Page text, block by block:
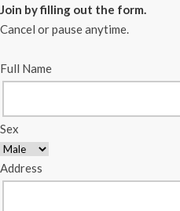
Join by filling out the form.
Cancel or pause anytime.
Full Name
Sex
Address